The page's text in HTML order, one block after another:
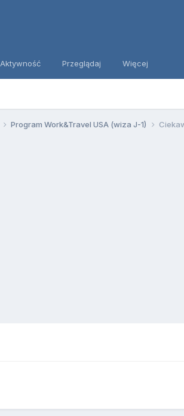
Aktywność Przeglądaj Więcej
Program Work&Travel USA (wiza J-1)